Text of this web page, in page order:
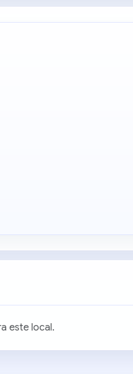
este local.